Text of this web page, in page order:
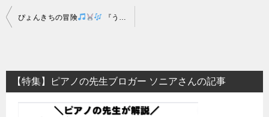
投
ビ
ゲ
ぴょんきちの冒険 『うっきうきピアノ』第四話「ぴょんきちと山のメロディ」
【特集】ピアノの先生ブロガー ソニアさんの記事